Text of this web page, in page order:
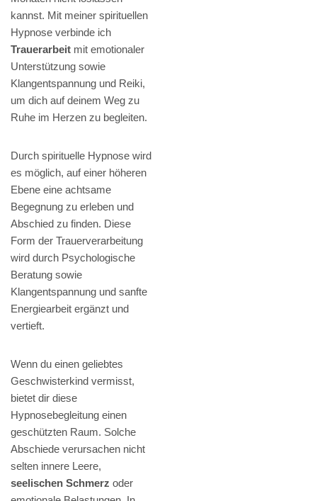
kannst. Mit meiner spirituellen
Hypnose verbinde ich
Trauerarbeit mit emotionaler
Unterstützung sowie
Klangentspannung und Reiki,
um dich auf deinem Weg zu
Ruhe im Herzen zu begleiten.
Durch spirituelle Hypnose wird
es möglich, auf einer höheren
Ebene eine achtsame
Begegnung zu erleben und
Abschied zu finden. Diese
Form der Trauerverarbeitung
wird durch Psychologische
Beratung sowie
Klangentspannung und sanfte
Energiearbeit ergänzt und
vertieft.
Wenn du einen geliebtes
Geschwisterkind vermisst,
bietet dir diese
Hypnosebegleitung einen
geschützten Raum. Solche
Abschiede verursachen nicht
selten innere Leere,
seelischen Schmerz oder